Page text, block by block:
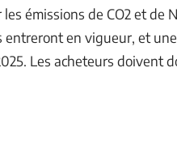
émissions de CO2 et de
entreront en vigueur, et
Les acheteurs doivent